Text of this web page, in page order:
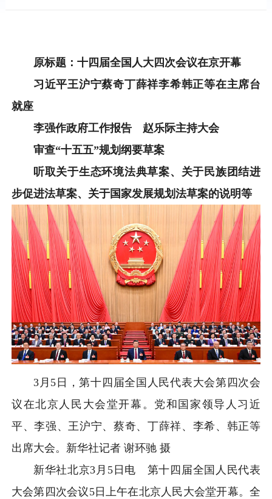
原标题：十四届全国人大四次会议在京开幕
习近平王沪宁蔡奇丁薛祥李希韩正等在主席台
就座
李强作政府工作报告 赵乐际主持大会
审查“十五五”规划纲要草案
听取关于生态环境法典草案、关于民族团结进
步促进法草案、关于国家发展规划法草案的说明等
3月5日，第十四届全国人民代表大会第四次会
议在北京人民大会堂开幕。党和国家领导人习近
平、李强、王沪宁、蔡奇、丁薛祥、李希、韩正等
出席大会。 新华社记者 谢环驰 摄
新华社北京3月5日电 第十四届全国人民代表
大会第四次会议5日上午在北京人民大会堂开幕。全